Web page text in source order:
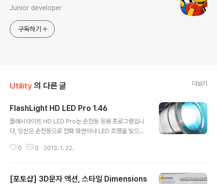
Junior developer
구독하기
Utility 의 다른 글 더보기
FlashLight HD LED Pro 1.46
플래시라이트 HD LED Pro는 손전등 응용 프로그램입니
다, 당신은 손전등으로 전화 화면이나 LED 조명을 빛으로
om/s/9ktztsqu3mew3gm/fl46.apk - Respects si
0 0 2013. 1. 22.
[포토샵] 3D문자 액션, 스타일 Dimensions